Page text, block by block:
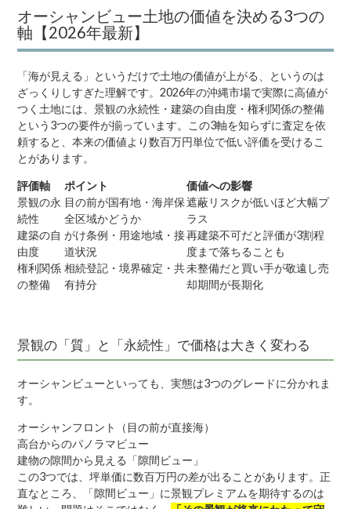
オーシャンビュー土地の価値を決める3つの
軸【2026年最新】
「海が見える」というだけで土地の価値が上がる、というのは
ざっくりしすぎた理解です。2026年の沖縄市場で実際に高値が
つく土地には、景観の永続性・建築の自由度・権利関係の整備
という3つの要件が揃っています。この3軸を知らずに査定を依
頼すると、本来の価値より数百万円単位で低い評価を受けるこ
とがあります。
評価軸 ポイント
価値への影響
景観の永
続性
目の前が国有地・海岸保
全区域かどうか
遮蔽リスクが低いほど大幅プ
ラス
建築の自
由度
がけ条例・用途地域・接
道状況
再建築不可だと評価が3割程
度まで落ちることも
権利関係
の整備
相続登記・境界確定・共
有持分
未整備だと買い手が敬遠し売
却期間が長期化
景観の「質」と「永続性」で価格は大きく変わる
オーシャンビューといっても、実態は3つのグレードに分かれま
す。
オーシャンフロント（目の前が直接海）
高台からのパノラマビュー
建物の隙間から見える「隙間ビュー」
この3つでは、坪単価に数百万円の差が出ることがあります。正
直なところ、「隙間ビュー」に景観プレミアムを期待するのは